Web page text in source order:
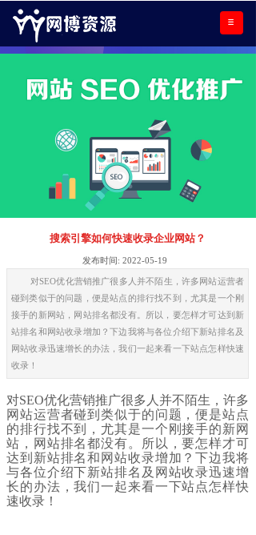
搜索引擎如何快速收录企业网站？
发布时间: 2022-05-19
对SEO优化营销推广很多人并不陌生，许多网站运营者
碰到类似于的问题，便是站点的排行找不到，尤其是一个刚
接手的新网站，网站排名都没有。所以，要怎样才可达到新
站排名和网站收录增加？下边我将与各位介绍下新站排名及
网站收录迅速增长的办法，我们一起来看一下站点怎样快速
收录！
对SEO优化营销推广很多人并不陌生，许多
网站运营者碰到类似于的问题，便是站点
的排行找不到，尤其是一个刚接手的新网
站，网站排名都没有。所以，要怎样才可
达到新站排名和网站收录增加？下边我将
与各位介绍下新站排名及网站收录迅速增
长的办法，我们一起来看一下站点怎样快
速收录！